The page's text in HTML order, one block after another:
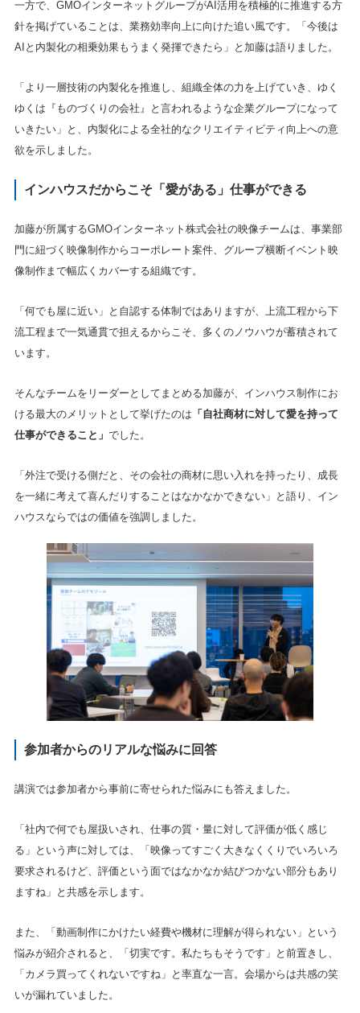
一方で、GMOインターネットグループがAI活用を積極的に推進する方
針を掲げていることは、業務効率向上に向けた追い風です。「今後は
AIと内製化の相乗効果もうまく発揮できたら」と加藤は語りました。
「より一層技術の内製化を推進し、組織全体の力を上げていき、ゆく
ゆくは『ものづくりの会社』と言われるような企業グループになって
いきたい」と、内製化による全社的なクリエイティビティ向上への意
欲を示しました。
インハウスだからこそ「愛がある」仕事ができる
加藤が所属するGMOインターネット株式会社の映像チームは、事業部
門に紐づく映像制作からコーポレート案件、グループ横断イベント映
像制作まで幅広くカバーする組織です。
「何でも屋に近い」と自認する体制ではありますが、上流工程から下
流工程まで一気通貫で担えるからこそ、多くのノウハウが蓄積されて
います。
そんなチームをリーダーとしてまとめる加藤が、インハウス制作にお
ける最大のメリットとして挙げたのは 「自社商材に対して愛を持って
仕事ができること」 でした。
「外注で受ける側だと、その会社の商材に思い入れを持ったり、成長
を一緒に考えて喜んだりすることはなかなかできない」と語り、イン
ハウスならではの価値を強調しました。
参加者からのリアルな悩みに回答
講演では参加者から事前に寄せられた悩みにも答えました。
「社内で何でも屋扱いされ、仕事の質・量に対して評価が低く感じ
る」という声に対しては、「映像ってすごく大きなくくりでいろいろ
要求されるけど、評価という面ではなかなか結びつかない部分もあり
ますね」と共感を示します。
また、「動画制作にかけたい経費や機材に理解が得られない」という
悩みが紹介されると、「切実です。私たちもそうです」と前置きし、
「カメラ買ってくれないですね」と率直な一言。会場からは共感の笑
いが漏れていました。